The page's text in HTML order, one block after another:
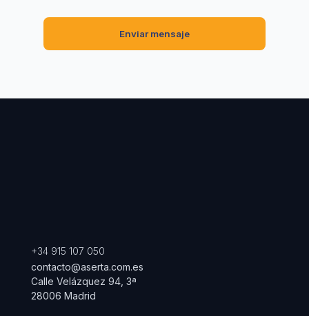
+34 915 107 050
contacto@aserta.com.es
Calle Velázquez 94, 3ª
28006 Madrid